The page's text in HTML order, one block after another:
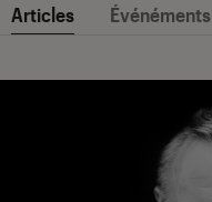
Articles Événéments